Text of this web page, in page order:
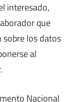
interesado,
que
los datos
al
Nacional